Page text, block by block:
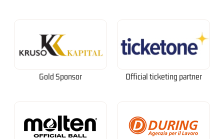
Gold Sponsor Official ticketing partner